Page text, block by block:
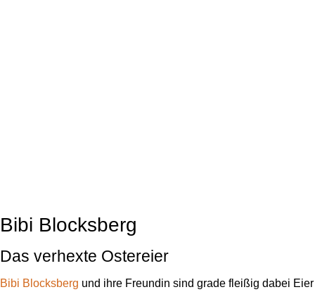
Bibi Blocksberg
Das verhexte Ostereier
Bibi Blocksberg und ihre Freundin sind grade fleißig dabei Eier